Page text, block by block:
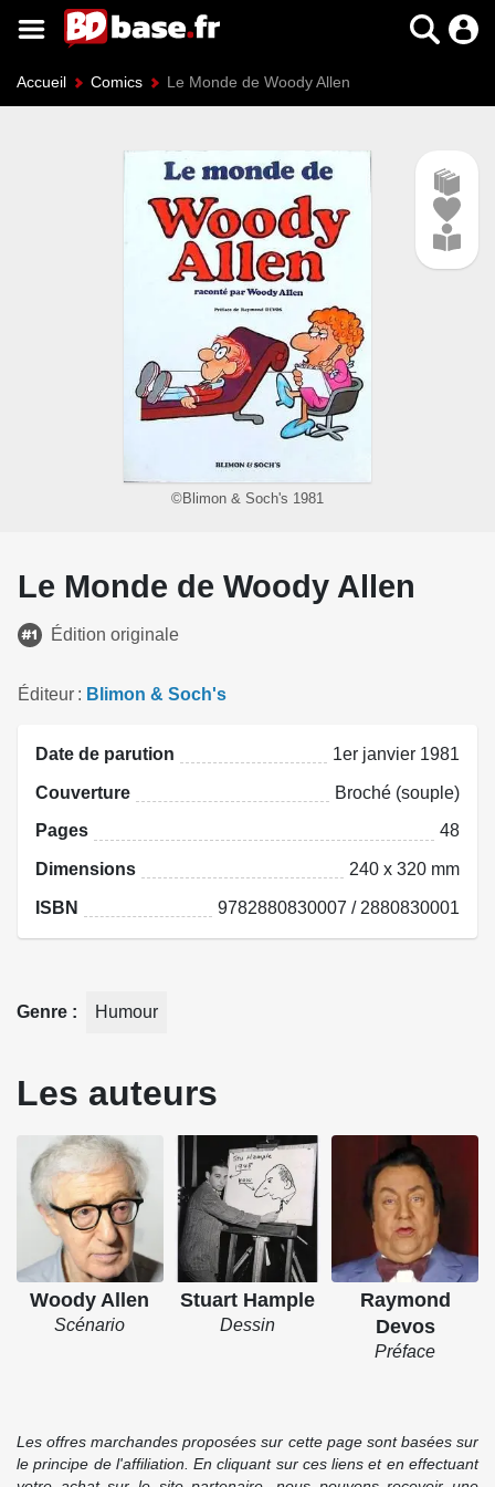
Accueil Comics Le Monde de Woody Allen
©Blimon & Soch's 1981
Le Monde de Woody Allen
Édition originale
Éditeur Blimon & Soch's
Date de parution 1er janvier 1981
Couverture Broché (souple)
Pages 48
Dimensions 240 x 320 mm
ISBN 9782880830007 / 2880830001
Genre Humour
Les auteurs
Woody Allen
Scénario
Stuart Hample
Dessin
Raymond
Devos
Préface
Les offres marchandes proposées sur cette page sont basées sur
le principe de l'affiliation. En cliquant sur ces liens et en effectuant